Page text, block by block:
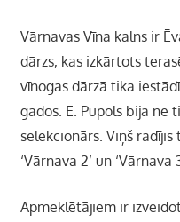
Vārnavas Vīna kalns ir
dārzs, kas izkārtots
vīnogas dārzā tika
gados. E. Pūpols bija ne
selekcionārs. Viņš radījis
‘Vārnava 2’ un ‘Vārnava
Apmeklētājiem ir